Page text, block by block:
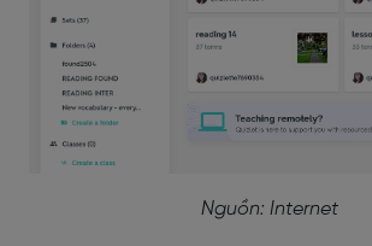
Nguồn: Internet